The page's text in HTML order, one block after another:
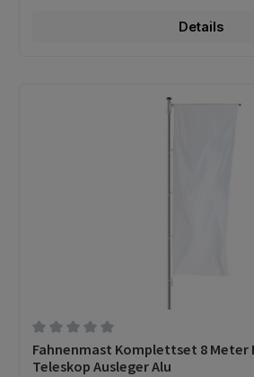
Details
Durchschnittliche Bewertung von 0
Fahnenmast Komplettset 8 Meter
Teleskop Ausleger Alu